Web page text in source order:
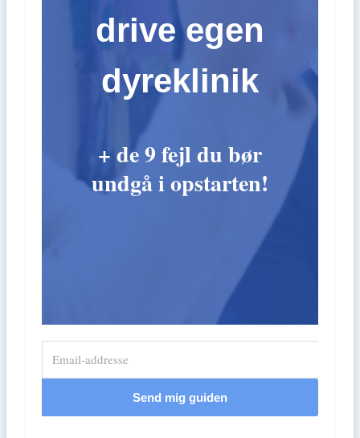
drive egen
dyreklinik
+ de 9 fejl du bør
undgå i opstarten!
Send mig guiden